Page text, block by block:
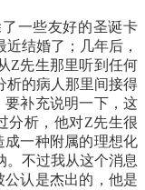
一些友好的圣诞卡
近结婚了；几年后，
Z先生那里听到任何
析的病人那里间接得
补充说明一下，这
分析，他对Z先生很
一种附属的理想化
。不过我从这个消息
认是杰出的，他是